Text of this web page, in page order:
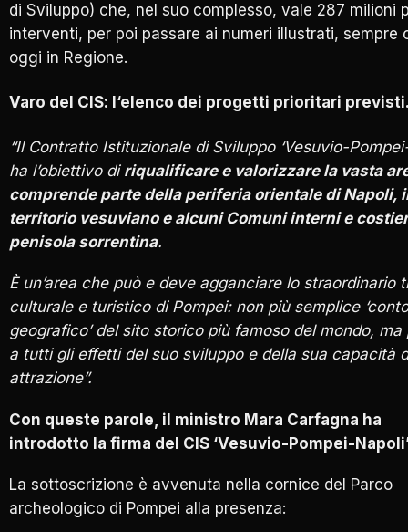
di Sviluppo) che, nel suo complesso, vale 287 milioni
interventi, per poi passare ai numeri illustrati, sempre
oggi in Regione.
Varo del CIS: l ‘elenco dei progetti prioritari
“Il Contratto Istituzionale di Sviluppo ‘Vesuvio-
ha l’obiettivo di riqualificare e valorizzare la vasta
comprende parte della periferia orientale di Napoli,
territorio vesuviano e alcuni Comuni interni e
penisola sorrentina.
È un’area che può e deve agganciare lo straordinario
culturale e turistico di Pompei: non più semplice
geografico’ del sito storico più famoso del mondo, ma
a tutti gli effetti del suo sviluppo e della sua capacità
attrazione”.
Con queste parole, il ministro Mara Carfagna ha
introdotto la firma del CIS ‘Vesuvio-Pompei-
La sottoscrizione è avvenuta nella cornice del Parco
archeologico di Pompei alla presenza: